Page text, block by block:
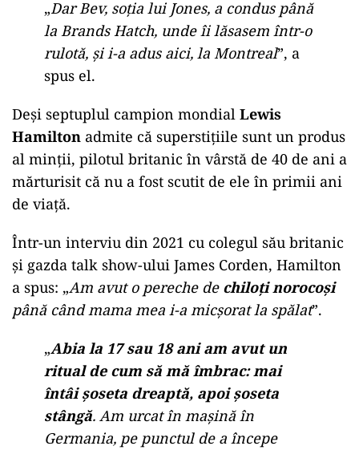
„Dar Bev, soția lui Jones, a condus până
la Brands Hatch, unde îi lăsasem într-o
rulotă, și i-a adus aici, la Montreal”, a
spus el.
Deși septuplul campion mondial Lewis
Hamilton admite că superstițiile sunt un produs
al minții, pilotul britanic în vârstă de 40 de ani a
mărturisit că nu a fost scutit de ele în primii ani
de viață.
Într-un interviu din 2021 cu colegul său britanic
și gazda talk show-ului James Corden, Hamilton
a spus: „Am avut o pereche de chiloți norocoși
până când mama mea i-a micșorat la spălat”.
„Abia la 17 sau 18 ani am avut un
ritual de cum să mă îmbrac: mai
întâi șoseta dreaptă, apoi șoseta
stângă. Am urcat în mașină în
Germania, pe punctul de a începe